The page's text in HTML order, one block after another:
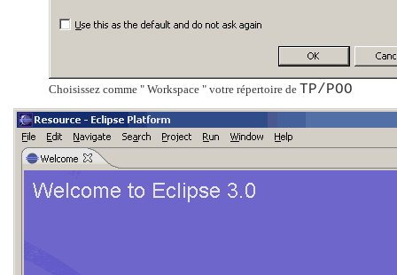
Choisissez comme " Workspace " votre répertoire de TP/POO